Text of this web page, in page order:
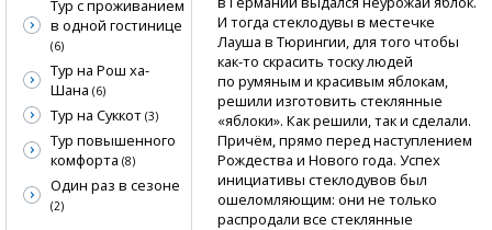
И тогда стеклодувы в местечке
Лауша в Тюрингии, для того чтобы
как-то скрасить тоску людей
по румяным и красивым яблокам,
решили изготовить стеклянные
«яблоки». Как решили, так и сделали.
Причём, прямо перед наступлением
Рождества и Нового года. Успех
инициативы стеклодувов был
ошеломляющим: они не только
распродали все стеклянные
Тур с проживанием
в одной гостинице
(6)
Тур на Рош ха-
Шана (6)
Тур на Суккот (3)
Тур повышенного
комфорта (8)
Один раз в сезоне
(2)